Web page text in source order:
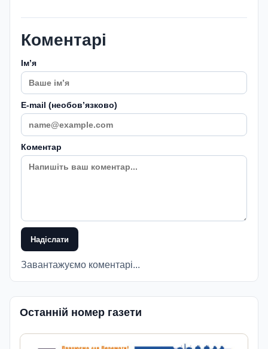
Коментарі
Імʼя
E-mail (необовʼязково)
Коментар
Надіслати
Завантажуємо коментарі...
Останній номер газети